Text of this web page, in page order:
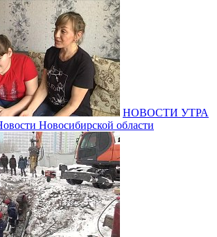
НОВОСТИ УТРА
Новосибирской области